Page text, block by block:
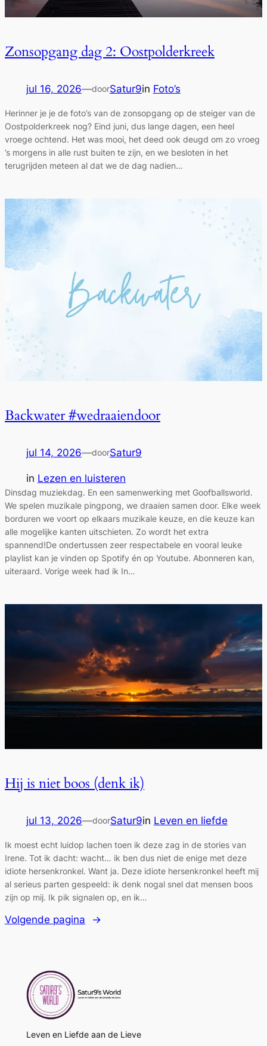
Zonsopgang dag 2: Oostpolderkreek
jul 16, 2026—doorSatur9in Foto’s
Herinner je je de foto’s van de zonsopgang op de steiger van de
Oostpolderkreek nog? Eind juni, dus lange dagen, een heel
vroege ochtend. Het was mooi, het deed ook deugd om zo vroeg
’s morgens in alle rust buiten te zijn, en we besloten in het
terugrijden meteen al dat we de dag nadien…
Backwater #wedraaiendoor
jul 14, 2026—doorSatur9
in Lezen en luisteren
Dinsdag muziekdag. En een samenwerking met Goofballsworld.
We spelen muzikale pingpong, we draaien samen door. Elke week
borduren we voort op elkaars muzikale keuze, en die keuze kan
alle mogelijke kanten uitschieten. Zo wordt het extra
spannend!De ondertussen zeer respectabele en vooral leuke
playlist kan je vinden op Spotify én op Youtube. Abonneren kan,
uiteraard. Vorige week had ik In…
Hij is niet boos (denk ik)
jul 13, 2026—doorSatur9in Leven en liefde
Ik moest echt luidop lachen toen ik deze zag in de stories van
Irene. Tot ik dacht: wacht… ik ben dus niet de enige met deze
idiote hersenkronkel. Want ja. Deze idiote hersenkronkel heeft mij
al serieus parten gespeeld: ik denk nogal snel dat mensen boos
zijn op mij. Ik pik signalen op, en ik…
Volgende pagina →
Leven en Liefde aan de Lieve